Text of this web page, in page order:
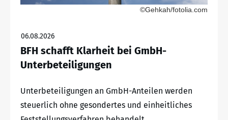
©Gehkah/fotolia.com
06.08.2026
BFH schafft Klarheit bei GmbH-
Unterbeteiligungen
Unterbeteiligungen an GmbH-Anteilen werden
steuerlich ohne gesondertes und einheitliches